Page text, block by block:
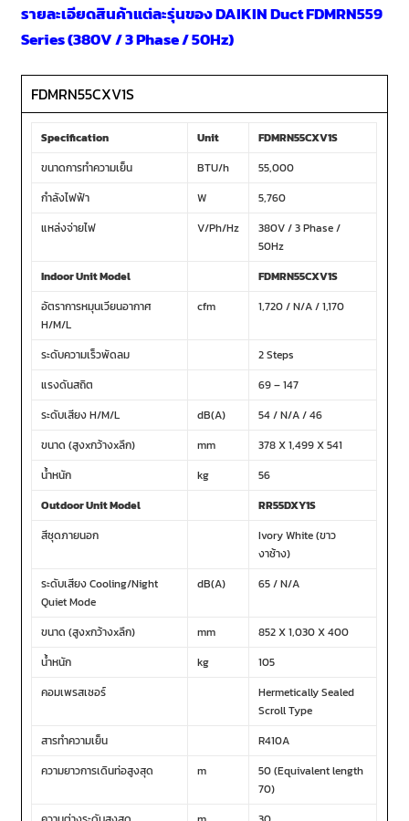
รายละเอียดสินค้าแต่ละรุ่นของ DAIKIN Duct FDMRN559
Series (380V / 3 Phase / 50Hz)
FDMRN55CXV1S
Specification Unit
FDMRN55CXV1S
ขนาดการทำความเย็น
BTU/h
55,000
กำลังไฟฟ้า
W
5,760
แหล่งจ่ายไฟ
V/Ph/Hz
380V / 3 Phase /
50Hz
Indoor Unit Model
FDMRN55CXV1S
อัตราการหมุนเวียนอากาศ
H/M/L
cfm 1,720 / N/A / 1,170
ระดับความเร็วพัดลม
2 Steps
แรงดันสถิต
69 – 147
ระดับเสียง H/M/L
dB(A)
54 / N/A / 46
ขนาด (สูงxกว้างxลึก)
mm
378 X 1,499 X 541
น้ำหนัก
kg
56
Outdoor Unit Model
RR55DXY1S
สีชุดภายนอก
Ivory White (ขาว
งาช้าง)
ระดับเสียง Cooling/Night
Quiet Mode
dB(A) 65 / N/A
ขนาด (สูงxกว้างxลึก) mm
852 X 1,030 X 400
น้ำหนัก
kg
105
คอมเพรสเซอร์
Hermetically Sealed
Scroll Type
สารทำความเย็น
R410A
ความยาวการเดินท่อสูงสุด
m
50 (Equivalent length
70)